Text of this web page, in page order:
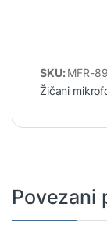
SKU:MFR-
Žičani
Povezani